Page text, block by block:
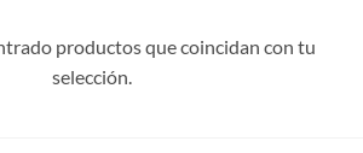
productos que coincidan con tu
selección.